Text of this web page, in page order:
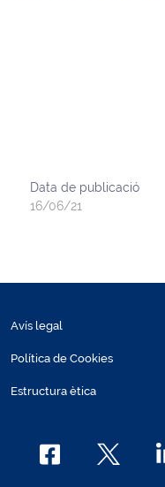
Data de publicació
16/06/21
Avís legal
Política de Cookies
Estructura ètica